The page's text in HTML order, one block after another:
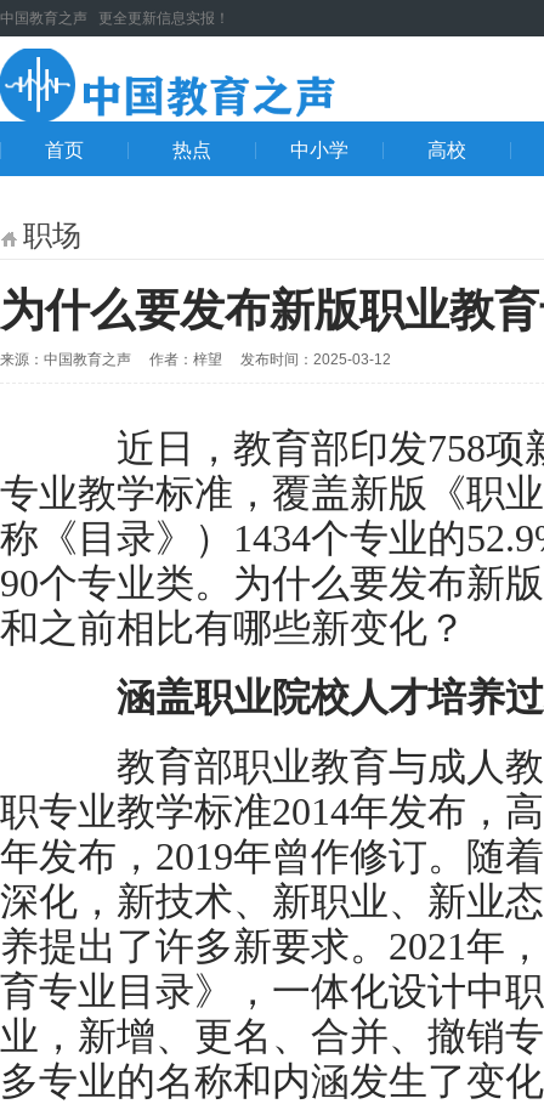
中国教育之声 更全更新信息实报！
首页 热点 中小学 高校
职场
为什么要发布新版职业教
来源：中国教育之声 作者：梓望 发布时间：2025-03-12
近日，教育部印发758项
专业教学标准，覆盖新版《职
称《目录》）1434个专业的
90个专业类。为什么要发布新
和之前相比有哪些新变化？
涵盖职业院校人才培养
教育部职业教育与成人教
职专业教学标准2014年发布，
年发布，2019年曾作修订。随
深化，新技术、新职业、新业
养提出了许多新要求。2021年
育专业目录》，一体化设计中
业，新增、更名、合并、撤销
多专业的名称和内涵发生了变